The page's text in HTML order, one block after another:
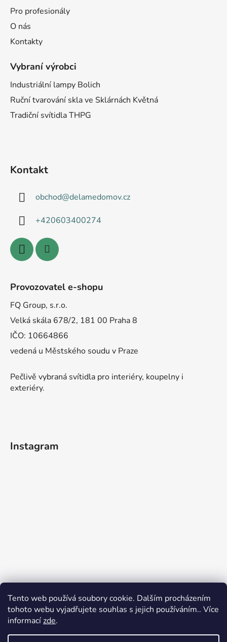
Tento web používá soubory cookie. Dalším procházením
tohoto webu vyjadřujete souhlas s jejich používáním.. Více
informacízde.
Pro profesionály
O nás
Kontakty
Vybraní výrobci
Industriální lampy Bolich
Ruční tvarování skla ve Sklárnách Květná
Tradiční svítidla THPG
Kontakt
obchod@delamedomov.cz
+420603400274
Provozovatel e-shopu
FQ Group, s.r.o.
Velká skála 678/2, 181 00 Praha 8
IČO: 10664866
vedená u Městského soudu v Praze
Pečlivě vybraná svítidla pro interiéry, koupelny i
exteriéry.
Instagram